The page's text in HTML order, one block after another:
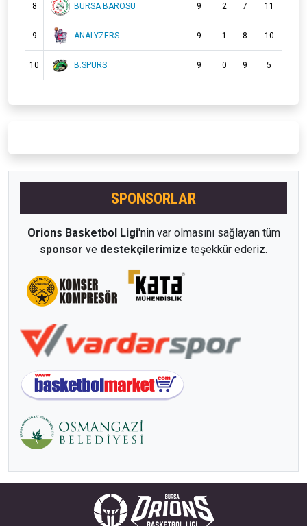
8 BURSA BAROSU 9 2 7 11
9 ANALYZERS 9 1 8 10
10 B.SPURS 9 0 9 5
SPONSORLAR
Orions Basketbol Ligi'nin var olmasını sağlayan tüm
sponsor ve destekçilerimize teşekkür ederiz.